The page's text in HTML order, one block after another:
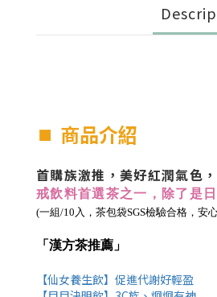
⏹︎ 商品介紹
首購族激推，美好紅潤氣色
戒飲料首選茶之一，除了是
(一組/10入，茶包袋SGS檢驗合格，安
「漢方茶推薦」
【仙女養生飲】促進代謝好輕盈